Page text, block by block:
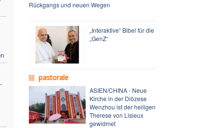
Rückgangs und neuen Wegen
„Interaktive“ Bibel für die
„GenZ“
pastorale
ASIEN/CHINA - Neue
Kirche in der Diözese
Wenzhou ist der heiligen
Therese von Lisieux
gewidmet